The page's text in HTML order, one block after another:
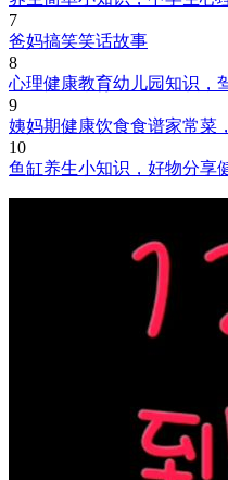
7
爸妈搞笑笑话故事
8
心理健康教育幼儿园知识，
9
姨妈期健康饮食食谱家常菜
10
鱼缸养生小知识，好物分享